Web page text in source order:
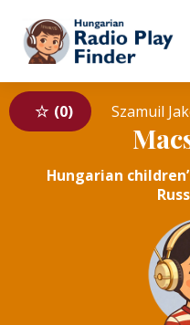
To contents
0 Szamuil
Hungarian